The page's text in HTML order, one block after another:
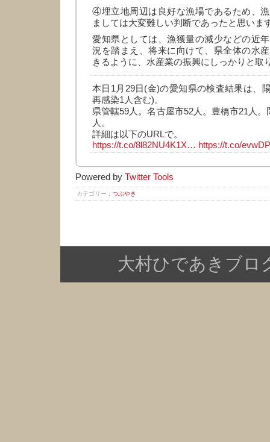
④埋立地周辺は良好な漁場であるため、
ましては大変難しい判断であったと思いま
愛知県としては、漁獲量の減少などの近
況を踏まえ、将来に向けて、県全体の水
きるように、水産業の振興にしっかりと取
本日1月29日(金)の愛知県の検査結果は、
再感染1人含む)。
県管轄59人。名古屋市52人。豊橋市21人
人。
詳細は以下のURLで。
https://t.co/8l82NU4K1X… https://t.co/
Powered by Twitter Tools
カテゴリー : つぶやき
大村ひであきブロ